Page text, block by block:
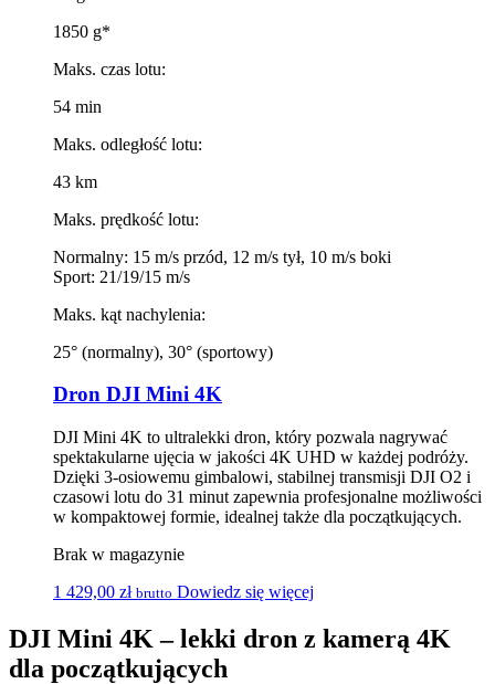
1850 g*
Maks. czas lotu:
54 min
Maks. odległość lotu:
43 km
Maks. prędkość lotu:
Normalny: 15 m/s przód, 12 m/s tył, 10 m/s boki
Sport: 21/19/15 m/s
Maks. kąt nachylenia:
25° (normalny), 30° (sportowy)
Dron DJI Mini 4K
DJI Mini 4K to ultralekki dron, który pozwala nagrywać
spektakularne ujęcia w jakości 4K UHD w każdej podróży.
Dzięki 3-osiowemu gimbalowi, stabilnej transmisji DJI O2 i
czasowi lotu do 31 minut zapewnia profesjonalne możliwości
w kompaktowej formie, idealnej także dla początkujących.
Brak w magazynie
1 429,00 zł brutto Dowiedz się więcej
DJI Mini 4K – lekki dron z kamerą 4K
dla początkujących